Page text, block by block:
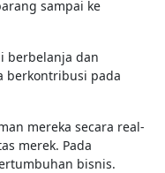
sampai ke
berbelanja dan
berkontribusi pada
mereka secara real-
merek. Pada
bisnis.